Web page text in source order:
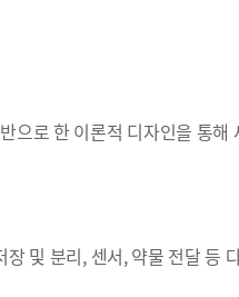
으로 한 이론적 디자인을 통해
및 분리, 센서, 약물 전달 등